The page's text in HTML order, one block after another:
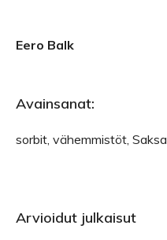
Eero Balk
Avainsanat:
sorbit, vähemmistöt, Saksa
Arvioidut julkaisut